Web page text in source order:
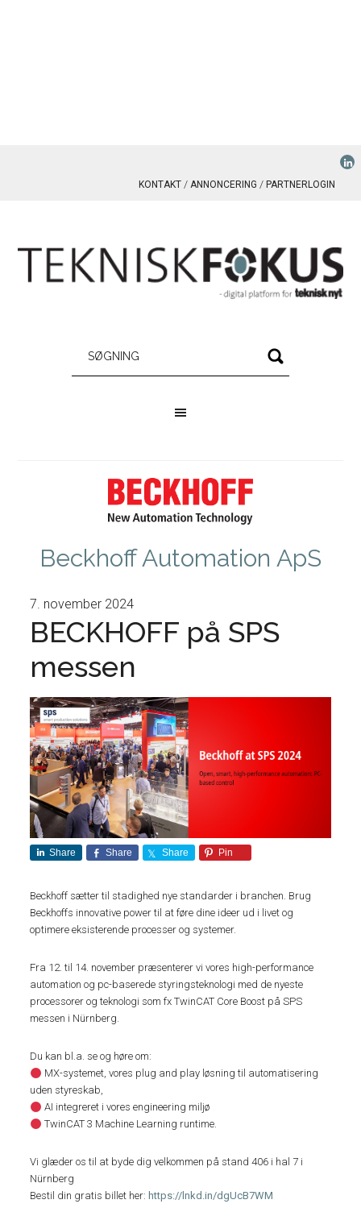
KONTAKT ANNONCERING PARTNERLOGIN
Beckhoff Automation ApS
7. november 2024
BECKHOFF på SPS
messen
Share Share Share Pin
Beckhoff sætter til stadighed nye standarder i branchen. Brug
Beckhoffs innovative power til at føre dine ideer ud i livet og
optimere eksisterende processer og systemer.
Fra 12. til 14. november præsenterer vi vores high-performance
automation og pc-baserede styringsteknologi med de nyeste
processorer og teknologi som fx TwinCAT Core Boost på SPS
messen i Nürnberg.
Du kan bl.a. se og høre om:
MX-systemet, vores plug and play løsning til automatisering
uden styreskab,
AI integreret i vores engineering miljø
TwinCAT 3 Machine Learning runtime.
Vi glæder os til at byde dig velkommen på stand 406 i hal 7 i
Nürnberg
Bestil din gratis billet her: https://lnkd.in/dgUcB7WM